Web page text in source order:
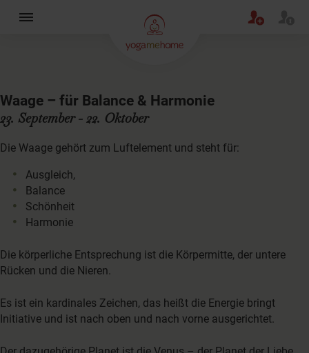
Waage – für Balance & Harmonie
23. September - 22. Oktober
Die Waage gehört zum Luftelement und steht für:
Ausgleich,
Balance
Schönheit
Harmonie
Die körperliche Entsprechung ist die Körpermitte, der untere
Rücken und die Nieren.
Es ist ein kardinales Zeichen, das heißt die Energie bringt
Initiative und ist nach oben und nach vorne ausgerichtet.